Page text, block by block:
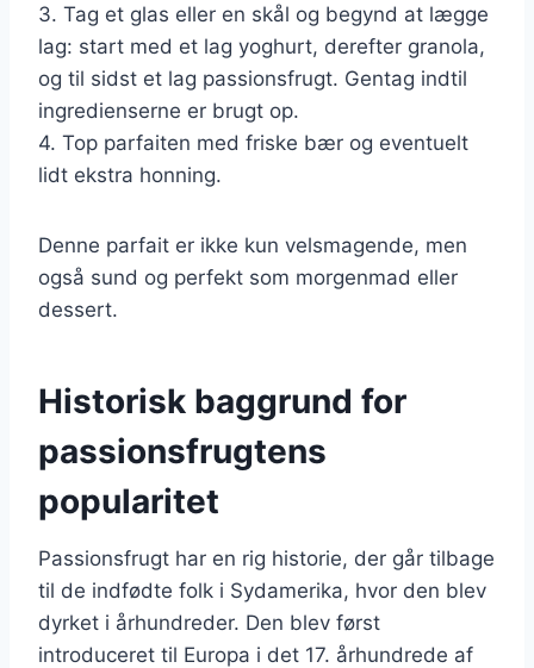
3. Tag et glas eller en skål og begynd at lægge
lag: start med et lag yoghurt, derefter granola,
og til sidst et lag passionsfrugt. Gentag indtil
ingredienserne er brugt op.
4. Top parfaiten med friske bær og eventuelt
lidt ekstra honning.
Denne parfait er ikke kun velsmagende, men
også sund og perfekt som morgenmad eller
dessert.
Historisk baggrund for
passionsfrugtens
popularitet
Passionsfrugt har en rig historie, der går tilbage
til de indfødte folk i Sydamerika, hvor den blev
dyrket i århundreder. Den blev først
introduceret til Europa i det 17. århundrede af